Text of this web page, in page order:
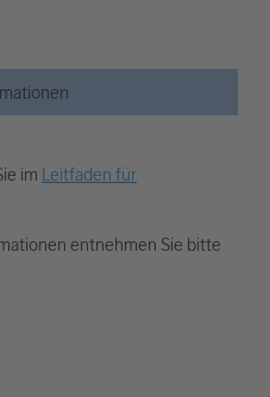
im Leitfaden für
entnehmen Sie bitte